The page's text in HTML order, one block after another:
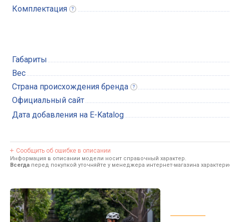
Комплектация
Габариты
Вес
Страна происхождения бренда
Официальный сайт
Дата добавления на E-Katalog
Сообщить об ошибке в описании
Информация в описании модели носит справочный характер.
Всегда перед покупкой уточняйте у менеджера интернет-магазина